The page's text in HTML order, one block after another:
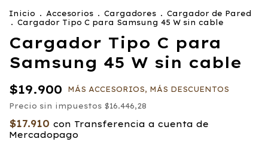
Inicio . Accesorios . Cargadores . Cargador de Pared
. Cargador Tipo C para Samsung 45 W sin cable
Cargador Tipo C para
Samsung 45 W sin cable
$19.900
MÁS ACCESORIOS, MÁS DESCUENTOS
Precio sin impuestos $16.446,28
$17.910 con Transferencia a cuenta de
Mercadopago